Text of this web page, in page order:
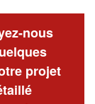
nous
projet